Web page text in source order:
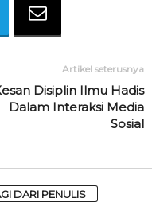
Artikel seterusnya
Disiplin Ilmu Hadis
Dalam Interaksi Media
Sosial
DARI PENULIS